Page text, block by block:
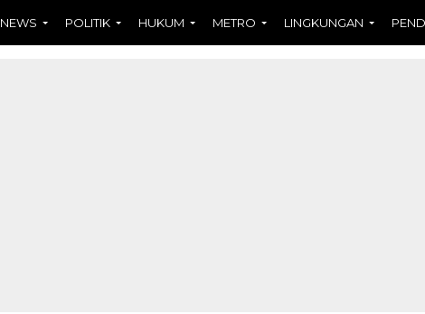
NEWS POLITIK HUKUM METRO LINGKUNGAN